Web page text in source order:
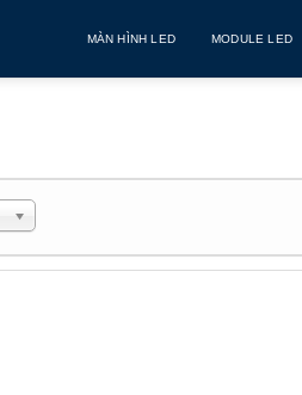
MÀN HÌNH LED MODULE LED